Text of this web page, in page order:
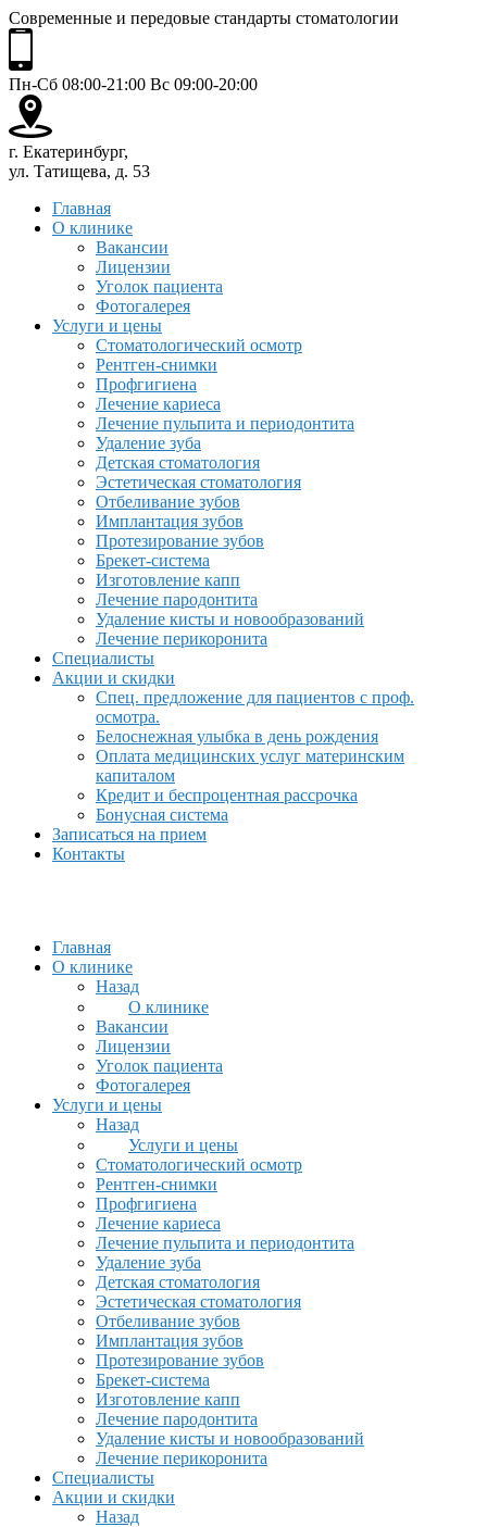
Современные и передовые стандарты стоматологии
Пн-Сб 08:00-21:00 Вс 09:00-20:00
г. Екатеринбург,
ул. Татищева, д. 53
Главная
О клинике
Вакансии
Лицензии
Уголок пациента
Фотогалерея
Услуги и цены
Стоматологический осмотр
Рентген-снимки
Профгигиена
Лечение кариеса
Лечение пульпита и периодонтита
Удаление зуба
Детская стоматология
Эстетическая стоматология
Отбеливание зубов
Имплантация зубов
Протезирование зубов
Брекет-система
Изготовление капп
Лечение пародонтита
Удаление кисты и новообразований
Лечение перикоронита
Специалисты
Акции и скидки
Спец. предложение для пациентов с проф.
осмотра.
Белоснежная улыбка в день рождения
Оплата медицинских услуг материнским
капиталом
Кредит и беспроцентная рассрочка
Бонусная система
Записаться на прием
Контакты
Главная
О клинике
Назад
О клинике
Вакансии
Лицензии
Уголок пациента
Фотогалерея
Услуги и цены
Назад
Услуги и цены
Стоматологический осмотр
Рентген-снимки
Профгигиена
Лечение кариеса
Лечение пульпита и периодонтита
Удаление зуба
Детская стоматология
Эстетическая стоматология
Отбеливание зубов
Имплантация зубов
Протезирование зубов
Брекет-система
Изготовление капп
Лечение пародонтита
Удаление кисты и новообразований
Лечение перикоронита
Специалисты
Акции и скидки
Назад